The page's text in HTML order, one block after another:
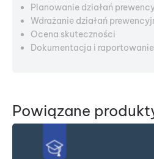
Planowanie działań
Wdrażanie działań
Ocena skuteczności
Dokumentacja i raportowanie
Powiązane